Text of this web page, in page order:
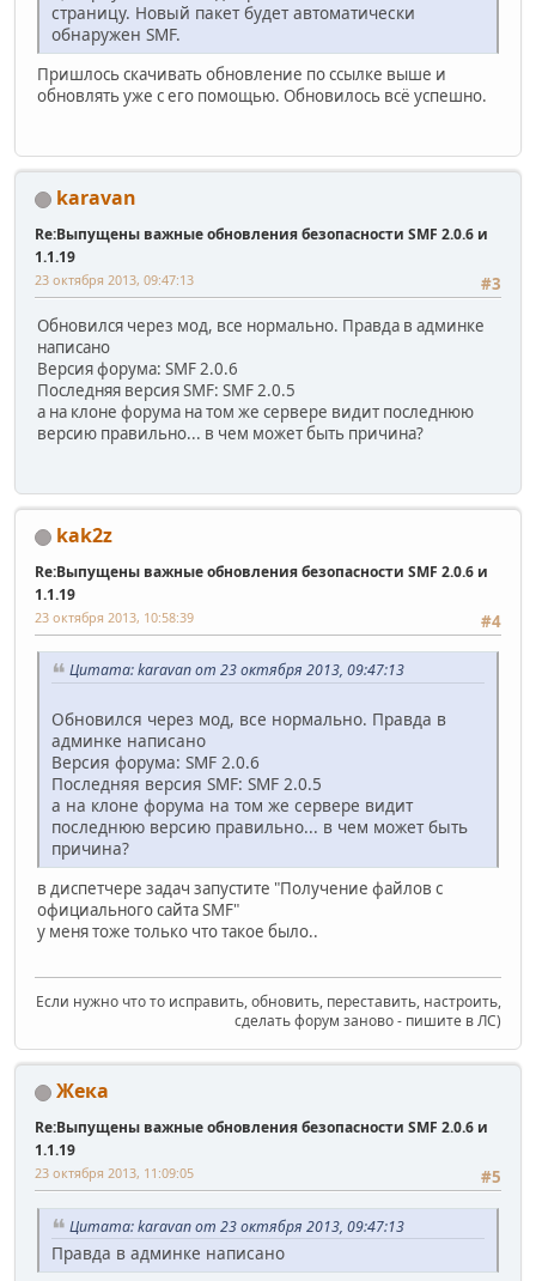
страницу. Новый пакет будет автоматически
обнаружен SMF.
Пришлось скачивать обновление по ссылке выше и
обновлять уже с его помощью. Обновилось всё успешно.
karavan
Re:Выпущены важные обновления безопасности SMF 2.0.6 и
1.1.19
#3
23 октября 2013, 09:47:13
Обновился через мод, все нормально. Правда в админке
написано
Версия форума: SMF 2.0.6
Последняя версия SMF: SMF 2.0.5
а на клоне форума на том же сервере видит последнюю
версию правильно... в чем может быть причина?
kak2z
Re:Выпущены важные обновления безопасности SMF 2.0.6 и
1.1.19
#4
23 октября 2013, 10:58:39
Цитата: karavan от 23 октября 2013, 09:47:13
Обновился через мод, все нормально. Правда в
админке написано
Версия форума: SMF 2.0.6
Последняя версия SMF: SMF 2.0.5
а на клоне форума на том же сервере видит
последнюю версию правильно... в чем может быть
причина?
в диспетчере задач запустите "Получение файлов с
официального сайта SMF"
у меня тоже только что такое было..
Если нужно что то исправить, обновить, переставить, настроить,
сделать форум заново - пишите в ЛС)
Жека
Re:Выпущены важные обновления безопасности SMF 2.0.6 и
1.1.19
#5
23 октября 2013, 11:09:05
Цитата: karavan от 23 октября 2013, 09:47:13
Правда в админке написано